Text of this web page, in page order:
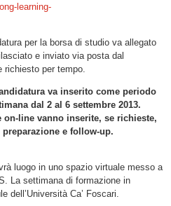
learning-
per la borsa di studio va allegato
e inviato via posta dal
richiesto per tempo.
va inserito come periodo
dal 2 al 6 settembre 2013.
on-line vanno inserite, se richieste,
e follow-up.
luogo in uno spazio virtuale messo a
La settimana di formazione in
dell’Università Ca’ Foscari.